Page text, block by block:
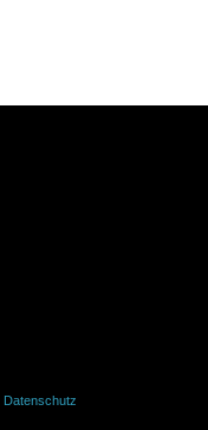
Datenschutz